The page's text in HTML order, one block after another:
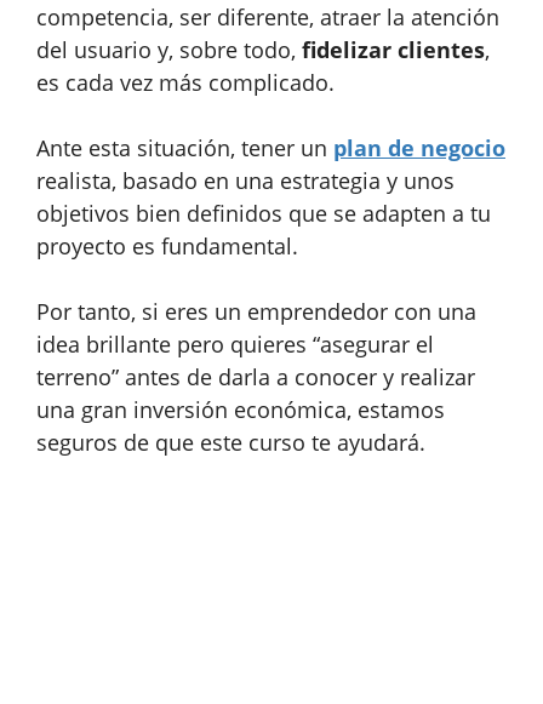
competencia, ser diferente, atraer la atención
del usuario y, sobre todo, fidelizar clientes,
es cada vez más complicado.
Ante esta situación, tener un plan de negocio
realista, basado en una estrategia y unos
objetivos bien definidos que se adapten a tu
proyecto es fundamental.
Por tanto, si eres un emprendedor con una
idea brillante pero quieres “asegurar el
terreno” antes de darla a conocer y realizar
una gran inversión económica, estamos
seguros de que este curso te ayudará.